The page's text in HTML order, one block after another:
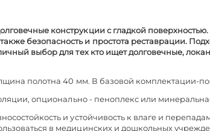
конструкции с гладкой
безопасность и простота реставрации.
выбор для тех кто ищет долговечные,
полотна 40 мм. В базовой комплектации-
опционально - пеноплекс или
и устойчивость к влаге и
в медицинских и дошкольных